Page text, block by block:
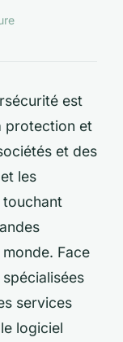
est
protection et
et des
les
Face
services
logiciel